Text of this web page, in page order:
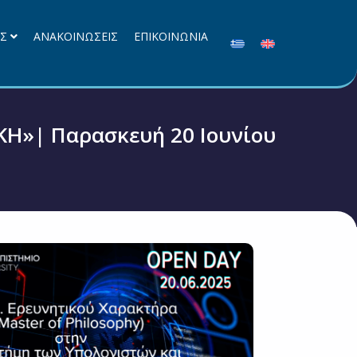
ΑΝΑΚΟΙΝΩΣΕΙΣ ΕΠΙΚΟΙΝΩΝΙΑ
Παρασκευή 20 Ιουνίου